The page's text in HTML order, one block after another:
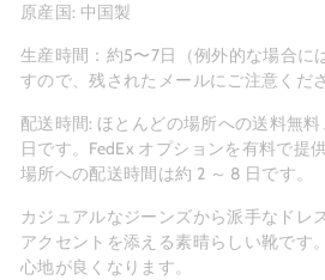
原産国: 中国製
生産時間：約5〜7日（例外的な場合に
すので、残されたメールにご注意くださ
配送時間: ほとんどの場所への送料無
日です。FedEx オプションを有料で提
場所への配送時間は約 2 ～ 8 日です。
カジュアルなジーンズから派手なドレ
アクセントを添える素晴らしい靴です
心地が良くなります。